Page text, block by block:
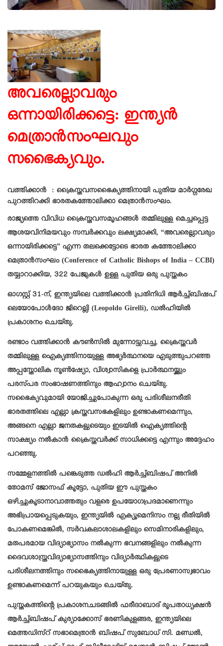
അവരെല്ലാവരും
ഒന്നായിരിക്കട്ടെ: ഇന്ത്യൻ
മെത്രാൻസംഘവും
സഭൈക്യവും.
വത്തിക്കാന്‍ : ക്രൈസ്തവസഭൈക്യത്തിനായി പുതിയ മാർഗ്ഗരേഖ
പുറത്തിറക്കി ഭാരതകത്തോലിക്കാ മെത്രാൻസംഘം.
രാജ്യത്തെ വിവിധ ക്രൈസ്തവസമൂഹങ്ങൾ തമ്മിലുള്ള മെച്ചപ്പെട്ട
ആശയവിനിമയവും സമ്പർക്കവും ലക്ഷ്യമാക്കി, “അവരെല്ലാവരും
ഒന്നായിരിക്കട്ടെ” എന്ന തലക്കെട്ടോടെ ഭാരത കത്തോലിക്കാ
മെത്രാൻസംഘം (Conference of Catholic Bishops of India – CCBI)
തയ്യാറാക്കിയ, 322 പേജുകൾ ഉള്ള പുതിയ ഒരു പുസ്തകം
ഓഗസ്റ്റ് 31-ന്, ഇന്ത്യയിലെ വത്തിക്കാൻ പ്രതിനിധി ആർച്ച്ബിഷപ്
ലെയോപോൾദോ ജിറെല്ലി (Leopoldo Girelli), ഡൽഹിയിൽ
പ്രകാശനം ചെയ്തു.
രണ്ടാം വത്തിക്കാൻ കൗൺസിൽ മുന്നോട്ടുവച്ച, ക്രൈസ്തവർ
തമ്മിലുള്ള ഐക്യത്തിനായുള്ള അഭ്യർത്ഥനയെ എടുത്തുപറഞ്ഞ
അപ്പസ്തോലിക നൂൺഷ്യോ, വിശ്വാസികളെ പ്രാർത്ഥനയ്ക്കും
പരസ്പര സംഭാഷണത്തിനും ആഹ്വാനം ചെയ്തു.
സഭൈക്യവുമായി യോജിച്ചുപോകുന്ന ഒരു പരിശീലനരീതി
ഭാരതത്തിലെ എല്ലാ ക്രസ്തവസഭകളിലും ഉണ്ടാകണമെന്നും,
അങ്ങനെ എല്ലാ ജനതകളുടെയും ഇടയിൽ ഐക്യത്തിന്റെ
സാക്ഷ്യം നൽകാൻ ക്രൈസ്തവർക്ക് സാധിക്കട്ടെ എന്നും അദ്ദേഹം
പറഞ്ഞു.
സമ്മേളനത്തിൽ പങ്കെടുത്ത ഡൽഹി ആർച്ച്ബിഷപ് അനിൽ
തോമസ് ജോസഫ് കൂട്ടോ, പുതിയ ഈ പുസ്തകം
ഒഴിച്ചുകൂടാനാവാത്തതും വളരെ ഉപയോഗപ്രദമാണെന്നും
അഭിപ്രായപ്പെടുകയും, ഇന്ത്യയിൽ എക്യൂമെനിസം നല്ല രീതിയിൽ
പോകണമെങ്കിൽ, സർവകലാശാലകളിലും സെമിനാരികളിലും,
മതപരമായ വിദ്യാഭ്യാസം നൽകുന്ന ഭവനങ്ങളിലും നൽകുന്ന
ദൈവശാസ്ത്രവിദ്യാഭ്യാസത്തിനും വിദ്യാർത്ഥികളുടെ
പരിശീലനത്തിനും സഭൈക്യത്തിനായുള്ള ഒരു പ്രേരണാസ്വഭാവം
ഉണ്ടാകണമെന്ന് പറയുകയും ചെയ്തു.
പുസ്തകത്തിന്റെ പ്രകാശനചടങ്ങിൽ ഫരീദാബാദ് രൂപതാധ്യക്ഷൻ
ആർച്ച്ബിഷപ് കുര്യാക്കോസ് ഭരണികുളങ്ങര, ഇന്ത്യയിലെ
മെത്തഡിസ്റ് സഭാമെത്രാൻ ബിഷപ് സുബോധ് സി. മണ്ഡൽ,